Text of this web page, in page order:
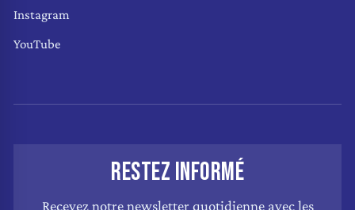
Instagram
YouTube
RESTEZ INFORMÉ
Recevez notre newsletter quotidienne avec les